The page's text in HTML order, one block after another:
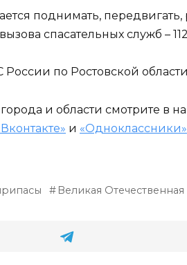
поднимать, передвигать,
спасательных служб –
по Ростовской области
и области смотрите в
и «Одноклассники»
Великая